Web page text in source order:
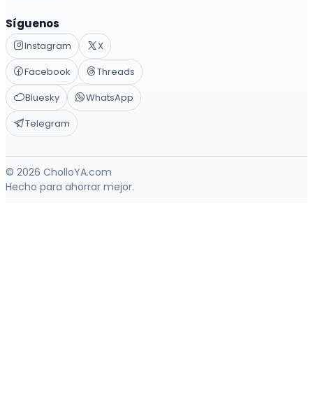
Síguenos
Instagram
X
Facebook
Threads
Bluesky
WhatsApp
Telegram
© 2026 CholloYA.com
Hecho para ahorrar mejor.